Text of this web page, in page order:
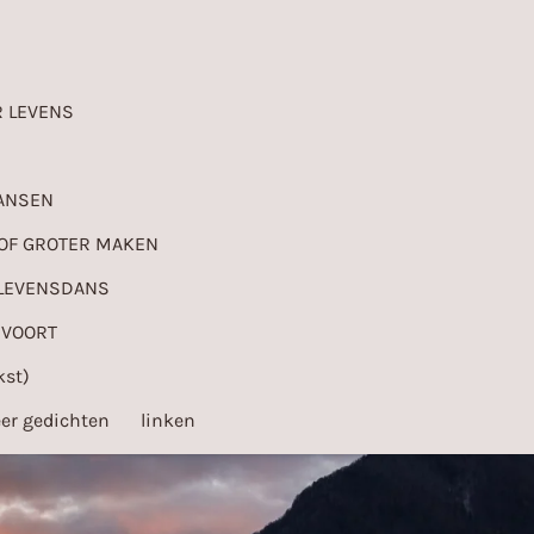
LEVENS
GROTER MAKEN
gedichten
linken